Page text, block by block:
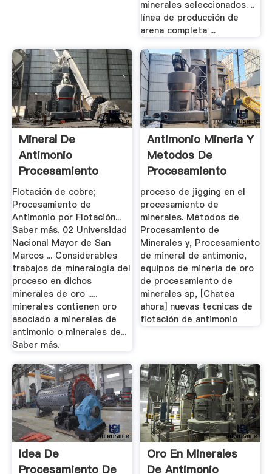
minerales seleccionados. ..
línea de producción de
arena completa ...
Mineral De
Antimonio
Procesamiento
Flujograma
Flotación de cobre;
Procesamiento de
Antimonio por Flotación...
Saber más. 02 Universidad
Nacional Mayor de San
Marcos ... Considerables
trabajos de mineralogía del
proceso en dichos
minerales de oro .....
minerales contienen oro
asociado a minerales de
antimonio o minerales de...
Saber más.
Antimonio Mineria Y
Metodos De
Procesamiento
proceso de jigging en el
procesamiento de
minerales. Métodos de
Procesamiento de
Minerales y, Procesamiento
de mineral de antimonio,
equipos de mineria de oro
de procesamiento de
minerales sp, [Chatea
ahora] nuevas tecnicas de
flotación de antimonio
Idea De
Procesamiento De
Oro En Minerales
De Antimonio